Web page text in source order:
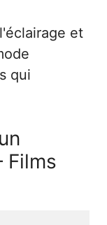
et
qui